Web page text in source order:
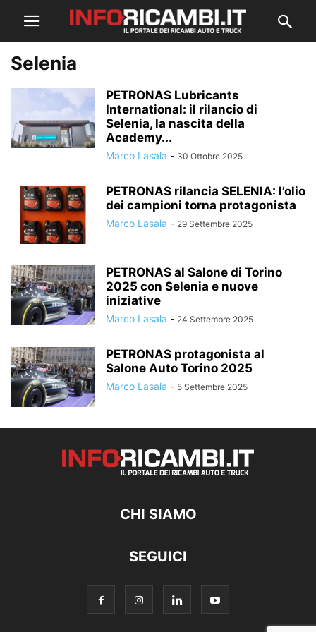
Selenia
PETRONAS Lubricants
International: il rilancio di
Selenia, la nascita della
Academy...
Marco Lasala - 30 Ottobre 2025
PETRONAS rilancia SELENIA: l’olio
dei campioni torna protagonista
Marco Lasala - 29 Settembre 2025
PETRONAS al Salone di Torino
2025 con Selenia e nuove
iniziative
Marco Lasala - 24 Settembre 2025
PETRONAS protagonista al
Salone Auto Torino 2025
Marco Lasala - 5 Settembre 2025
CHI SIAMO
SEGUICI